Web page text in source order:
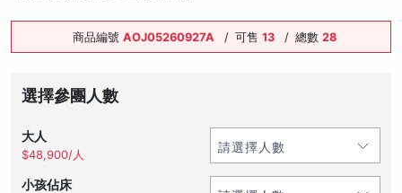
商品編號 AOJ05260927A / 可售 13 / 總數 28
選擇參團人數
大人
$48,900/人
小孩佔床